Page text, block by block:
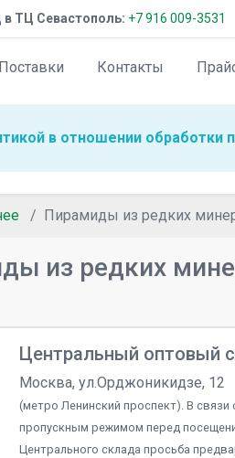
в ТЦ Севастополь: +7 916 009-3531
Поставки Контакты
в отношении обработки
Пирамиды из редких
из редких
Центральный оптовый
Москва, ул.Орджоникидзе, 12
(метро Ленинский проспект). В связи
пропускным режимом перед
Центрального склада просьба